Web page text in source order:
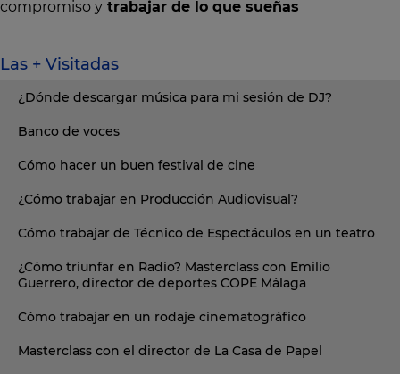
compromiso y trabajar de lo que sueñas
Las + Visitadas
¿Dónde descargar música para mi sesión de DJ?
Banco de voces
Cómo hacer un buen festival de cine
¿Cómo trabajar en Producción Audiovisual?
Cómo trabajar de Técnico de Espectáculos en un teatro
¿Cómo triunfar en Radio? Masterclass con Emilio
Guerrero, director de deportes COPE Málaga
Cómo trabajar en un rodaje cinematográfico
Masterclass con el director de La Casa de Papel